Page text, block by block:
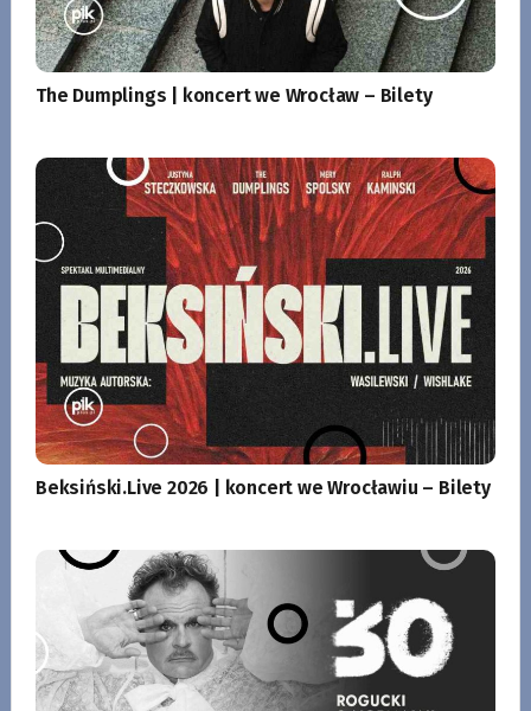
The Dumplings | koncert we Wrocław – Bilety
Beksiński.Live 2026 | koncert we Wrocławiu – Bilety